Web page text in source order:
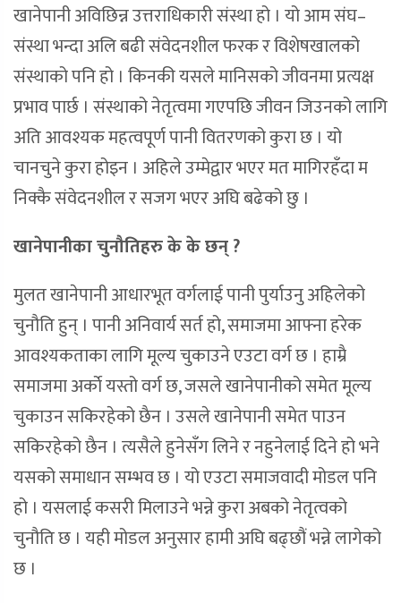
खानेपानी अविछिन्न उत्तराधिकारी संस्था हो । यो आम संघ–
संस्था भन्दा अलि बढी संवेदनशील फरक र विशेषखालको
संस्थाको पनि हो । किनकी यसले मानिसको जीवनमा प्रत्यक्ष
प्रभाव पार्छ । संस्थाको नेतृत्वमा गएपछि जीवन जिउनको लागि
अति आवश्यक महत्वपूर्ण पानी वितरणको कुरा छ । यो
चानचुने कुरा होइन । अहिले उम्मेद्वार भएर मत मागिरहँदा म
निक्कै संवेदनशील र सजग भएर अघि बढेको छु ।
खानेपानीका चुनौतिहरु के के छन् ?
मुलत खानेपानी आधारभूत वर्गलाई पानी पुर्याउनु अहिलेको
चुनौति हुन् । पानी अनिवार्य सर्त हो, समाजमा आफ्ना हरेक
आवश्यकताका लागि मूल्य चुकाउने एउटा वर्ग छ । हाम्रै
समाजमा अर्काे यस्तो वर्ग छ, जसले खानेपानीको समेत मूल्य
चुकाउन सकिरहेको छैन । उसले खानेपानी समेत पाउन
सकिरहेको छैन । त्यसैले हुनेसँग लिने र नहुनेलाई दिने हो भने
यसको समाधान सम्भव छ । यो एउटा समाजवादी मोडल पनि
हो । यसलाई कसरी मिलाउने भन्ने कुरा अबको नेतृत्वको
चुनौति छ । यही मोडल अनुसार हामी अघि बढ्छौं भन्ने लागेको
छ ।